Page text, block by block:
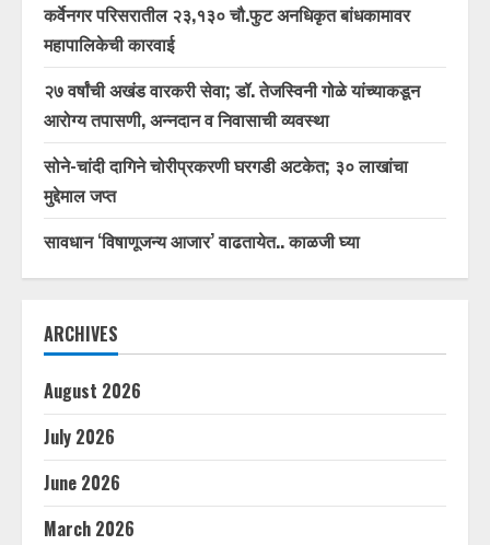
कर्वेनगर परिसरातील २३,१३० चौ.फुट अनधिकृत बांधकामावर
महापालिकेची कारवाई
२७ वर्षांची अखंड वारकरी सेवा; डॉ. तेजस्विनी गोळे यांच्याकडून
आरोग्य तपासणी, अन्नदान व निवासाची व्यवस्था
सोने-चांदी दागिने चोरीप्रकरणी घरगडी अटकेत; ३० लाखांचा
मुद्देमाल जप्त
सावधान ‘विषाणूजन्य आजार’ वाढतायेत.. काळजी घ्या
ARCHIVES
August 2026
July 2026
June 2026
March 2026